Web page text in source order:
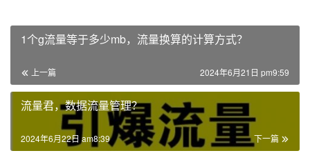
1个g流量等于多少mb，流量换算的计算方式？
上一篇 2024年6月21日 pm9:59
流量君，数据流量管理？
下一篇
2024年6月22日 am8:39